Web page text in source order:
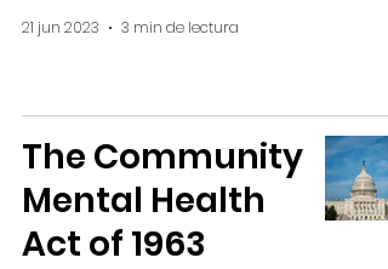
21 jun 2023 3 min de lectura
The Community
Mental Health
Act of 1963